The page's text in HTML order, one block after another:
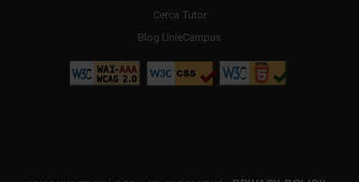
Cerca Tutor
Blog UnieCampus